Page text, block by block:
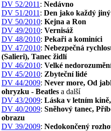
DV 52/2011 : Nedávno
DV 51/2011 : Den jako každý jiný
DV 50/2010: Kejna a Ron
DV 49/2010: Vernisáž
DV 48/2010: Pekaři a kominíci
DV 47/2010: Nebezpečná
(Salieri), Tanec židlí
DV 46/2010: Velké
DV 45/2010: Zbyteční lidé
DV 44/2009: Never more, Od
ohryzku - Beatles a další
DV 43/2009: Láska v letním
DV 40/2009: Sněhový tanec,
obrazu
DV 39/2009: Nedokončený